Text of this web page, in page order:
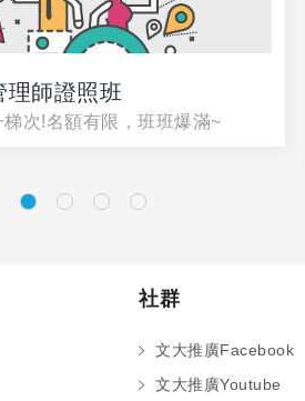
理師證照班
次!名額有限，班班爆滿~
社群
文大推廣Facebook
文大推廣Youtube